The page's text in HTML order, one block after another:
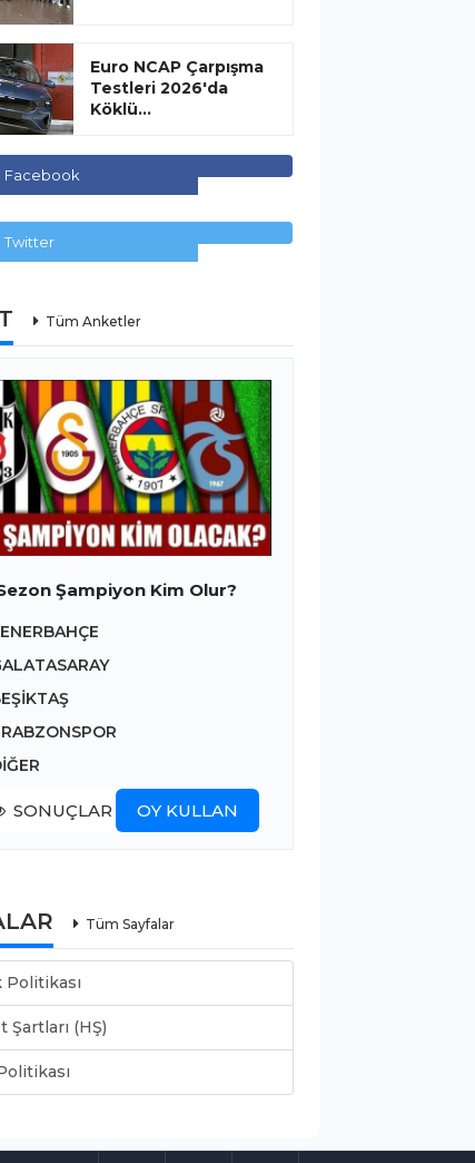
Euro NCAP Çarpışma
Testleri 2026'da
Köklü...
Facebook
Twitter
Tüm Anketler
Şampiyon Kim Olur?
SONUÇLAR OY KULLAN
Tüm Sayfalar
Politikası
Şartları (HŞ)